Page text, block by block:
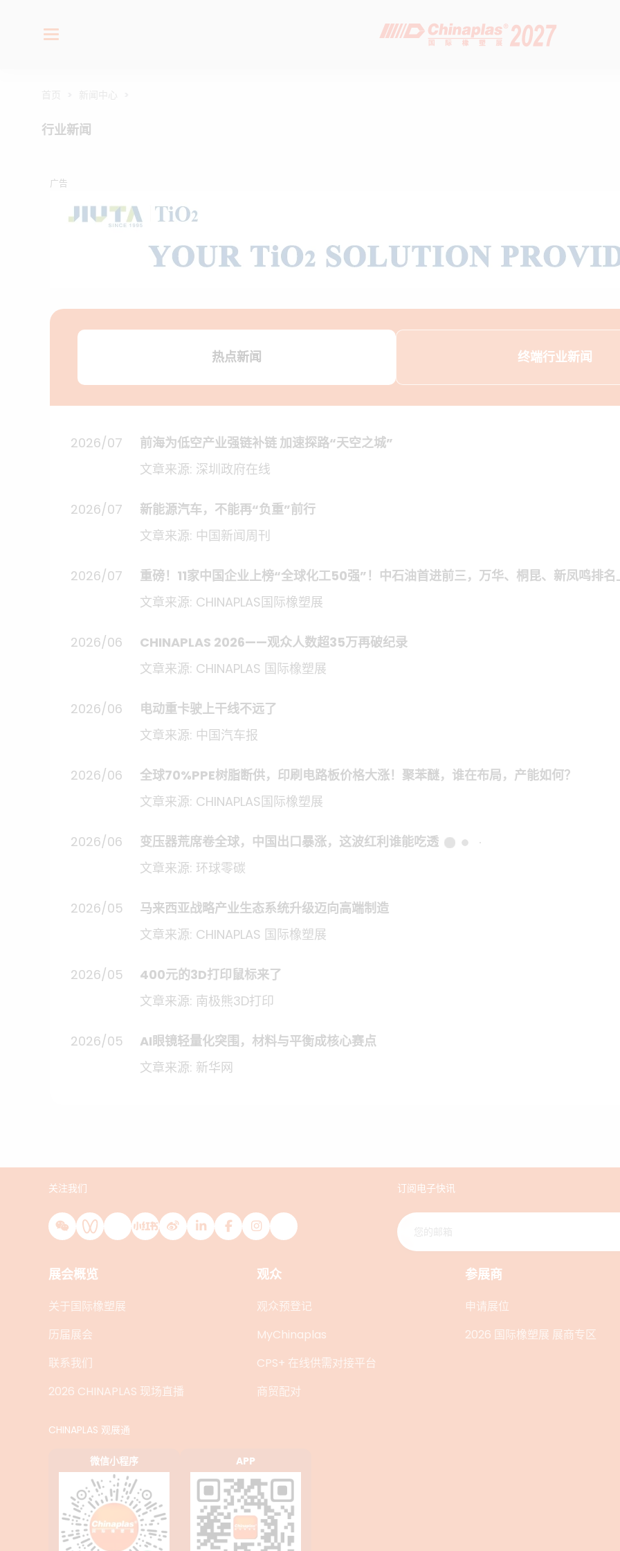
行业新闻
广告
热点新闻 终端行业新闻
2026/07
前海为低空产业强链补链 加速探路“天空之城”
文章来源: 深圳政府在线
2026/07
新能源汽车，不能再“负重”前行
文章来源: 中国新闻周刊
2026/07
重磅！11家中国企业上榜“全球化工50强”！中石油首进前三，万华、桐昆、新凤鸣排名
文章来源: CHINAPLAS国际橡塑展
2026/06
CHINAPLAS 2026——观众人数超35万再破纪录
文章来源: CHINAPLAS 国际橡塑展
2026/06
电动重卡驶上干线不远了
文章来源: 中国汽车报
2026/06
全球70%PPE树脂断供，印刷电路板价格大涨！聚苯醚，谁在布局，产能如何？
文章来源: CHINAPLAS国际橡塑展
2026/06
变压器荒席卷全球，中国出口暴涨，这波红利谁能吃透
文章来源: 环球零碳
2026/05
马来西亚战略产业生态系统升级迈向高端制造
文章来源: CHINAPLAS 国际橡塑展
2026/05
400元的3D打印鼠标来了
文章来源: 南极熊3D打印
2026/05
AI眼镜轻量化突围，材料与平衡成核心赛点
文章来源: 新华网
关注我们 订阅电子快讯
展会概览
关于国际橡塑展
历届展会
联系我们
2026 CHINAPLAS 现场直播
观众
观众预登记
MyChinaplas
CPS+ 在线供需对接平台
商贸配对
参展商
申请展位
2026 国际橡塑展 展商专区
CHINAPLAS 观展通
微信小程序 APP